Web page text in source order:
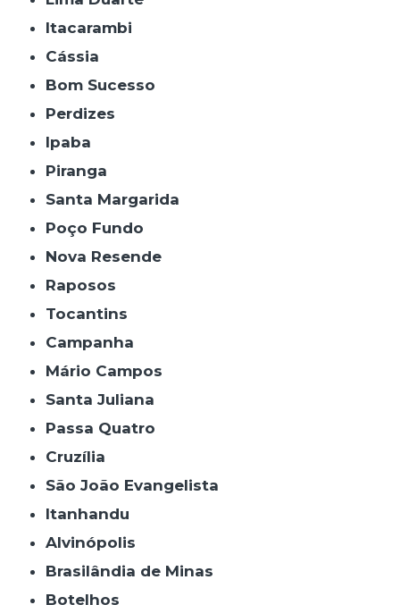
Itacarambi
Cássia
Bom Sucesso
Perdizes
Ipaba
Piranga
Santa Margarida
Poço Fundo
Nova Resende
Raposos
Tocantins
Campanha
Mário Campos
Santa Juliana
Passa Quatro
Cruzília
São João Evangelista
Itanhandu
Alvinópolis
Brasilândia de Minas
Botelhos